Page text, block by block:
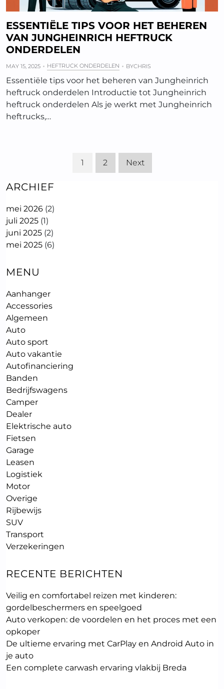
ESSENTIËLE TIPS VOOR HET BEHEREN
VAN JUNGHEINRICH HEFTRUCK
ONDERDELEN
MAY 15, 2025 HEFTRUCK ONDERDELEN BYCHRIS
Essentiële tips voor het beheren van Jungheinrich
heftruck onderdelen Introductie tot Jungheinrich
heftruck onderdelen Als je werkt met Jungheinrich
heftrucks,…
1 2 Next
ARCHIEF
mei 2026 (2)
juli 2025 (1)
juni 2025 (2)
mei 2025 (6)
MENU
Aanhanger
Accessories
Algemeen
Auto
Auto sport
Auto vakantie
Autofinanciering
Banden
Bedrijfswagens
Camper
Dealer
Elektrische auto
Fietsen
Garage
Leasen
Logistiek
Motor
Overige
Rijbewijs
SUV
Transport
Verzekeringen
RECENTE BERICHTEN
Veilig en comfortabel reizen met kinderen:
gordelbeschermers en speelgoed
Auto verkopen: de voordelen en het proces met een
opkoper
De ultieme ervaring met CarPlay en Android Auto in
je auto
Een complete carwash ervaring vlakbij Breda